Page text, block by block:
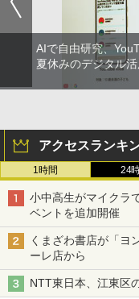
AIで自由研究、
夏休みのデジタル
アクセスランキ
1時間 24
小中高生がマイクラ
ベントを追加開催
くまざわ書店が「ヨ
ーレ店から
NTT東日本、江東区